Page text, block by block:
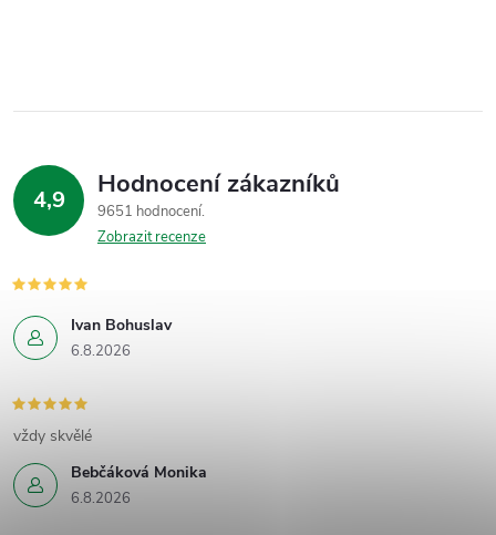
4,9 Hodnocení zákazníků
9651 hodnocení
Zobrazit recenze
Ivan Bohuslav
6.8.2026
Bebčáková Monika
6.8.2026
vždy skvělé